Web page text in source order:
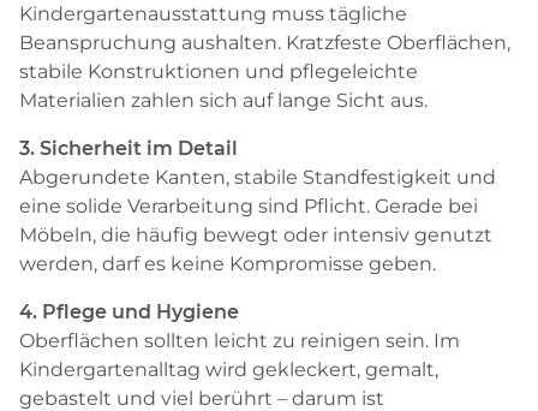
Kindergartenausstattung muss tägliche
Beanspruchung aushalten. Kratzfeste Oberflächen,
stabile Konstruktionen und pflegeleichte
Materialien zahlen sich auf lange Sicht aus.
3. Sicherheit im Detail
Abgerundete Kanten, stabile Standfestigkeit und
eine solide Verarbeitung sind Pflicht. Gerade bei
Möbeln, die häufig bewegt oder intensiv genutzt
werden, darf es keine Kompromisse geben.
4. Pflege und Hygiene
Oberflächen sollten leicht zu reinigen sein. Im
Kindergartenalltag wird gekleckert, gemalt,
gebastelt und viel berührt – darum ist